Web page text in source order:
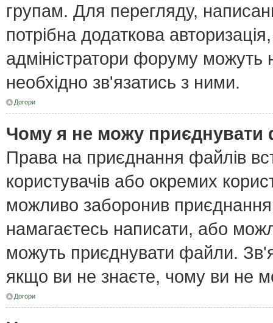
групам. Для перегляду,
потрібна додаткова
адміністратори форуму можуть
необхідно зв'язатись з ними.
Догори
Чому я не можу приєднувати
Права на приєднання файлів
користувачів або окремих
можливо заборонив
намагаєтесь написати, або
можуть приєднувати файли.
якщо ви не знаєте, чому ви не
Догори